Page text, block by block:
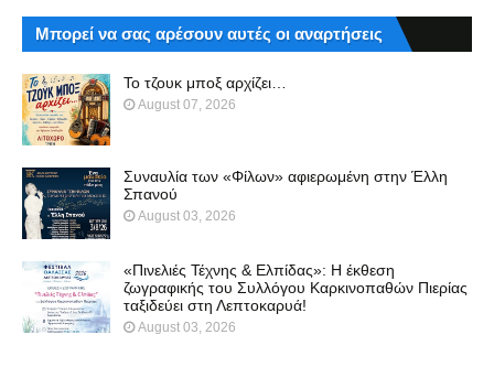
Μπορεί να σας αρέσουν αυτές οι αναρτήσεις
Το τζουκ μπoξ αρχίζει…
August 07, 2026
Συναυλία των «Φίλων» αφιερωμένη στην Έλλη
Σπανού
August 03, 2026
«Πινελιές Τέχνης & Ελπίδας»: Η έκθεση
ζωγραφικής του Συλλόγου Καρκινοπαθών Πιερίας
ταξιδεύει στη Λεπτοκαρυά!
August 03, 2026